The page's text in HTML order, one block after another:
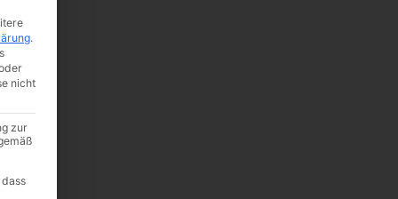
.
nicht
zur